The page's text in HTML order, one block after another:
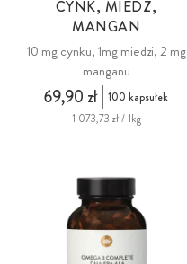
CYNK, MIEDŹ,
MANGAN
10 mg cynku, 1mg miedzi, 2 mg
manganu
69,90 zł
100 kapsułek
1 073,73 zł / 1kg